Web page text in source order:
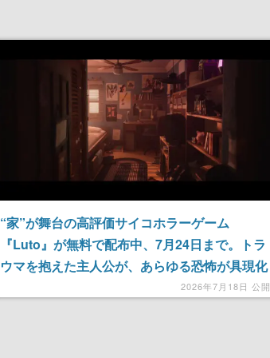
“家”が舞台の高評価サイコホラーゲーム
『Luto』が無料で配布中、7月24日まで。トラ
ウマを抱えた主人公が、あらゆる恐怖が具現化
する不気味な家を彷徨い歩く。過去・現在・未
2026年7月18日 公開